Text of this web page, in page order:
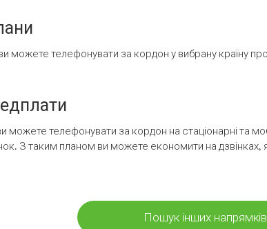
можете телефонувати за кордон у вибрану країну
можете телефонувати за кордон на стаціонарні та
З таким планом ви можете економити на дзвінках,
Пошук інших напрямків